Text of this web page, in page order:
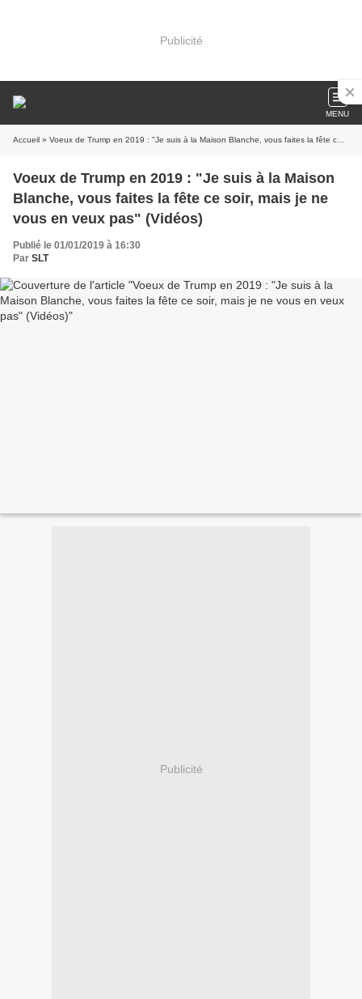
Publicité
MENU
Accueil » Voeux de Trump en 2019 : "Je suis à la Maison Blanche, vous faites la fête ce soir, mais je ne vous en veux pas" (Vidéos)
Voeux de Trump en 2019 : "Je suis à la Maison
Blanche, vous faites la fête ce soir, mais je ne
vous en veux pas" (Vidéos)
Publié le 01/01/2019 à 16:30
Par SLT
Publicité